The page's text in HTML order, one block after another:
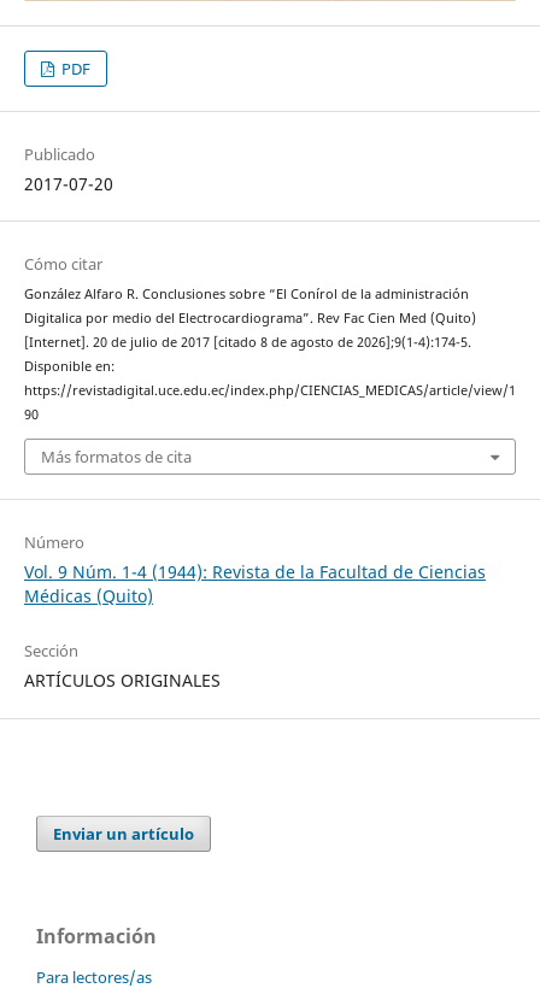
PDF
Publicado
2017-07-20
Cómo citar
González Alfaro R. Conclusiones sobre “El Conírol de la administración
Digitalica por medio del Electrocardiograma”. Rev Fac Cien Med (Quito)
[Internet]. 20 de julio de 2017 [citado 8 de agosto de 2026];9(1-4):174-5.
Disponible en:
https://revistadigital.uce.edu.ec/index.php/CIENCIAS_MEDICAS/article/view/1
90
Más formatos de cita
Número
Vol. 9 Núm. 1-4 (1944): Revista de la Facultad de Ciencias
Médicas (Quito)
Sección
ARTÍCULOS ORIGINALES
Enviar un artículo
Información
Para lectores/as